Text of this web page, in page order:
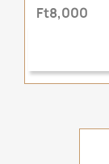
Ft8,000